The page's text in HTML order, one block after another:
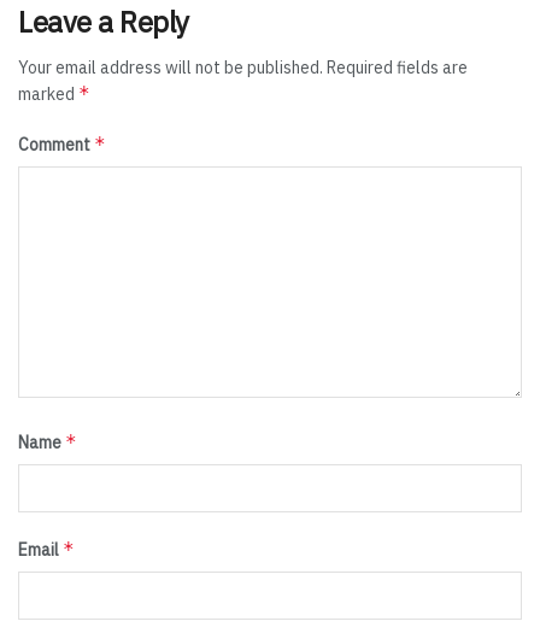
Leave a Reply
Your email address will not be published. Required fields are
marked *
Comment *
Name *
Email *